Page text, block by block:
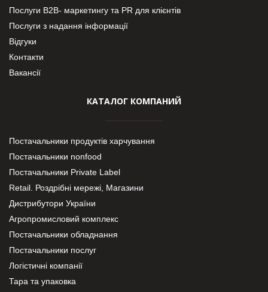
Послуги В2В- маркетингу та PR для клієнтів
Послуги з надання інформації
Відгуки
Контакти
Вакансії
КАТАЛОГ КОМПАНИЙ
Постачальники продуктів харчування
Постачальники nonfood
Постачальники Private Label
Retail. Роздрібні мережі, Магазини
Дистрибутори України
Агропромисловий комплекс
Постачальники обладнання
Постачальники послуг
Логістичні компанії
Тара та упаковка